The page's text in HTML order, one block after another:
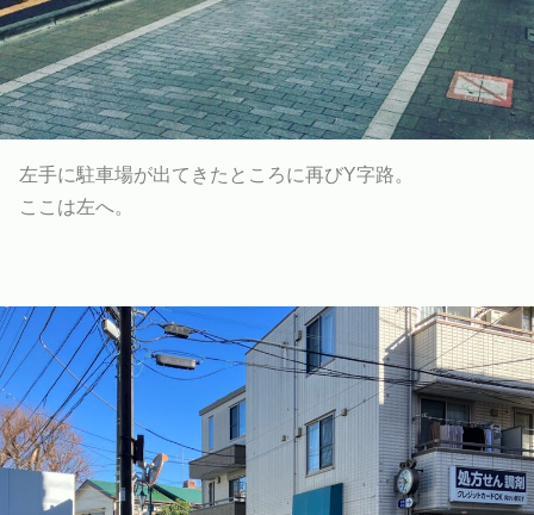
左手に駐車場が出てきたところに再びY字路。
ここは左へ。